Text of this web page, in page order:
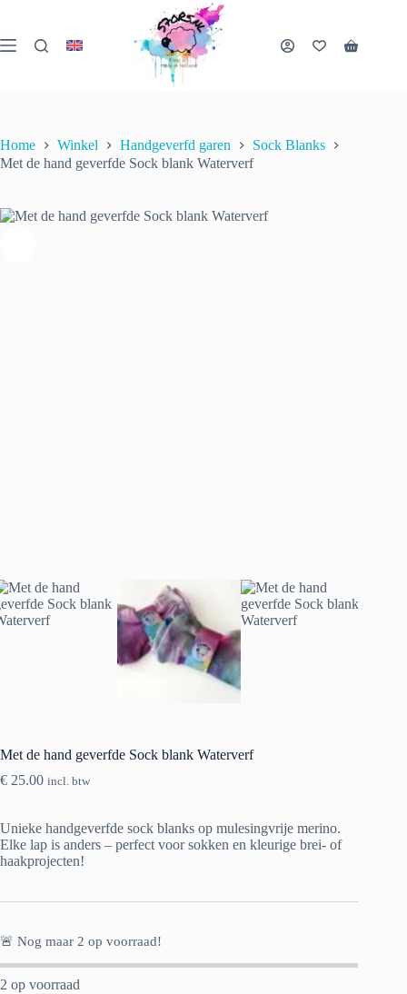
de
inhoud
€25.00
Toevoegen aan winkelwagen
Home Winkel Handgeverfd garen
Sock Blanks
Met de hand geverfde Sock blank Waterverf
Met de hand geverfde Sock blank Waterverf
€ 25.00 incl. btw
Unieke handgeverfde sock blanks op mulesingvrije merino.
Elke lap is anders – perfect voor sokken en kleurige brei- of
haakprojecten!
🚨 Nog maar 2 op voorraad!
2 op voorraad